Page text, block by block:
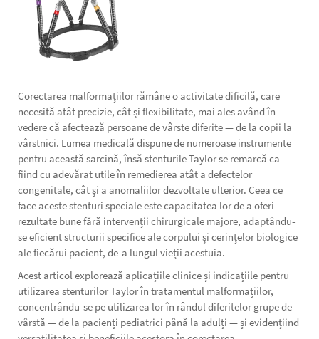
Corectarea malformațiilor rămâne o activitate dificilă, care
necesită atât precizie, cât și flexibilitate, mai ales având în
vedere că afectează persoane de vârste diferite — de la copii la
vârstnici. Lumea medicală dispune de numeroase instrumente
pentru această sarcină, însă stenturile Taylor se remarcă ca
fiind cu adevărat utile în remedierea atât a defectelor
congenitale, cât și a anomaliilor dezvoltate ulterior. Ceea ce
face aceste stenturi speciale este capacitatea lor de a oferi
rezultate bune fără intervenții chirurgicale majore, adaptându-
se eficient structurii specifice ale corpului și cerințelor biologice
ale fiecărui pacient, de-a lungul vieții acestuia.
Acest articol explorează aplicațiile clinice și indicațiile pentru
utilizarea stenturilor Taylor în tratamentul malformațiilor,
concentrându-se pe utilizarea lor în rândul diferitelor grupe de
vârstă — de la pacienți pediatrici până la adulți — și evidențiind